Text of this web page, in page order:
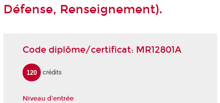
Défense, Renseignement).
Code diplôme/certificat: MR12801A
120 crédits
Niveau d'entrée